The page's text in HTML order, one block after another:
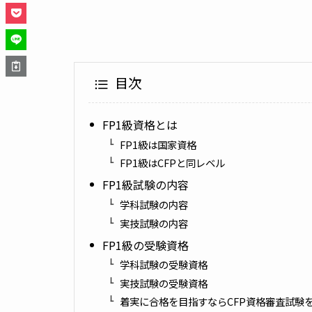
目次
FP1級資格とは
FP1級は国家資格
FP1級はCFPと同レベル
FP1級試験の内容
学科試験の内容
実技試験の内容
FP1級の受験資格
学科試験の受験資格
実技試験の受験資格
着実に合格を目指すならCFP資格審査試験